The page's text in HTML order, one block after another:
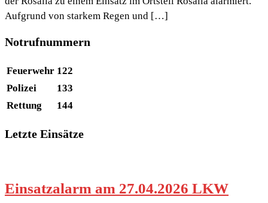
Aufgrund von starkem Regen und […]
Notrufnummern
Feuerwehr 122
Polizei
133
Rettung
144
Letzte Einsätze
Einsatzalarm am 27.04.2026 LKW